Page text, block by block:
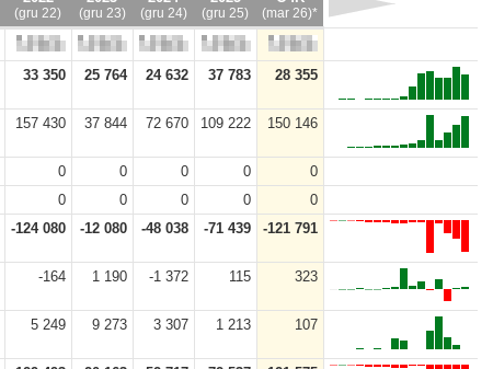
(gru 22) (gru 23) (gru 24) (gru 25) (mar 26)*
33 350 25 764 24 632 37 783 28 355
157 430 37 844 72 670 109 222 150 146
0 0 0 0
0
0 0 0 0
0
-124 080 -12 080 -48 038 -71 439 -121 791
-164 1 190 -1 372 115 323
5 249 9 273 3 307 1 213 107